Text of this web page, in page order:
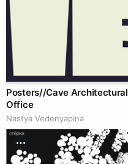
Posters//Cave Architectural
Office
Nastya Vedenyapina